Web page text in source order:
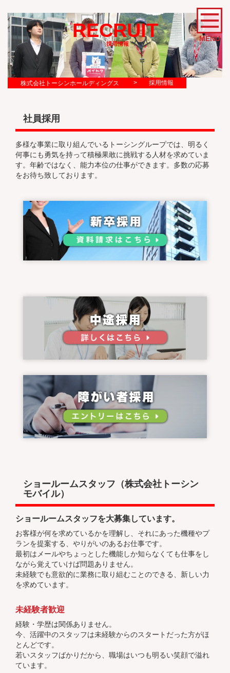
MENU
RECRUIT
採用情報
株式会社トーシンホールディングス > 採用情報
社員採用
多様な事業に取り組んでいるトーシングループでは、明るく
何事にも勇気を持って積極果敢に挑戦する人材を求めていま
す。年齢ではなく、能力本位の仕事ができます。多数の応募
をお待ち致しております。
ショールームスタッフ（株式会社トーシン
モバイル）
ショールームスタッフを大募集しています。
お客様が何を求めているかを理解し、それにあった機種やプ
ランを提案する、やりがいのあるお仕事です。
最初はメールやちょっとした機能しか知らなくても仕事をし
ながら覚えていけば問題ありません。
未経験でも意欲的に業務に取り組むことのできる、新しい力
を求めています。
未経験者歓迎
経験・学歴は関係ありません。
今、活躍中のスタッフは未経験からのスタートだった方がほ
とんどです。
若いスタッフばかりだから、職場はいつも明るい笑顔で溢れ
ています。